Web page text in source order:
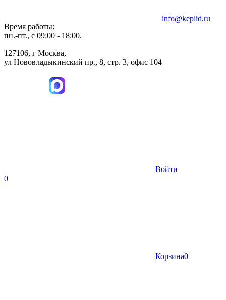
Время работы:
пн.-пт., с 09:00 - 18:00.
127106, г Москва,
ул Нововладыкинский пр., 8, стр. 3, офис 104
info@keplid.ru
Войти
0
Корзина0